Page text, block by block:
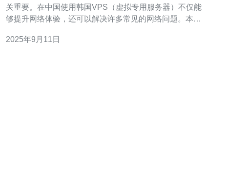
关重要。在中国使用韩国VPS（虚拟专用服务器）不仅能
够提升网络体验，还可以解决许多常见的网络问题。本文
作步骤指南。 1. 韩国VPS的优势 韩国VPS有许多优势，特
2025年9月11日